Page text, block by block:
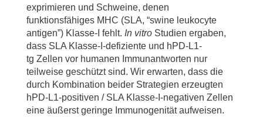
exprimieren und Schweine, denen
funktionsfähiges MHC (SLA, “swine leukocyte
antigen”) Klasse-I fehlt. In vitro Studien ergaben,
dass SLA Klasse-I-defiziente und hPD-L1-
tg Zellen vor humanen Immunantworten nur
teilweise geschützt sind. Wir erwarten, dass die
durch Kombination beider Strategien erzeugten
hPD-L1-positiven / SLA Klasse-I-negativen Zellen
eine äußerst geringe Immunogenität aufweisen.